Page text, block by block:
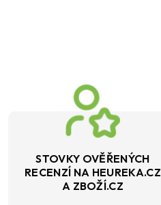
STOVKY OVĚŘENÝCH
RECENZÍ NA HEUREKA.CZ
A ZBOŽÍ.CZ